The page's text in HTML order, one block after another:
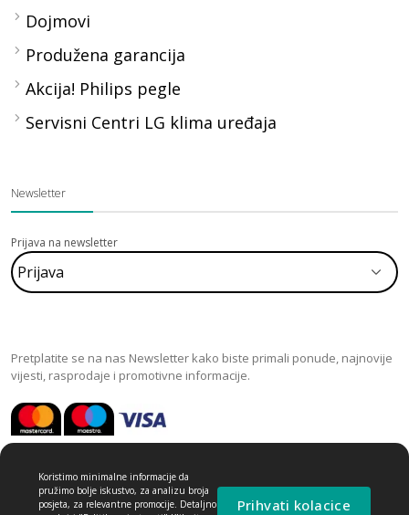
Dojmovi
Produžena garancija
Akcija! Philips pegle
Servisni Centri LG klima uređaja
Newsletter
Prijava na newsletter
Pretplatite se na nas Newsletter kako biste primali ponude, najnovije
vijesti, rasprodaje i promotivne informacije.
Koristimo minimalne informacije da
pružimo bolje iskustvo, za analizu broja
posjeta, za relevantne promocije. Detaljno
Prihvati kolacice